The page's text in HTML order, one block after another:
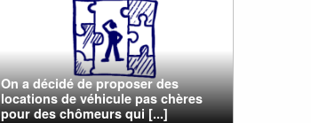
On a décidé de proposer des
locations de véhicule pas chères
pour des chômeurs qui [...]